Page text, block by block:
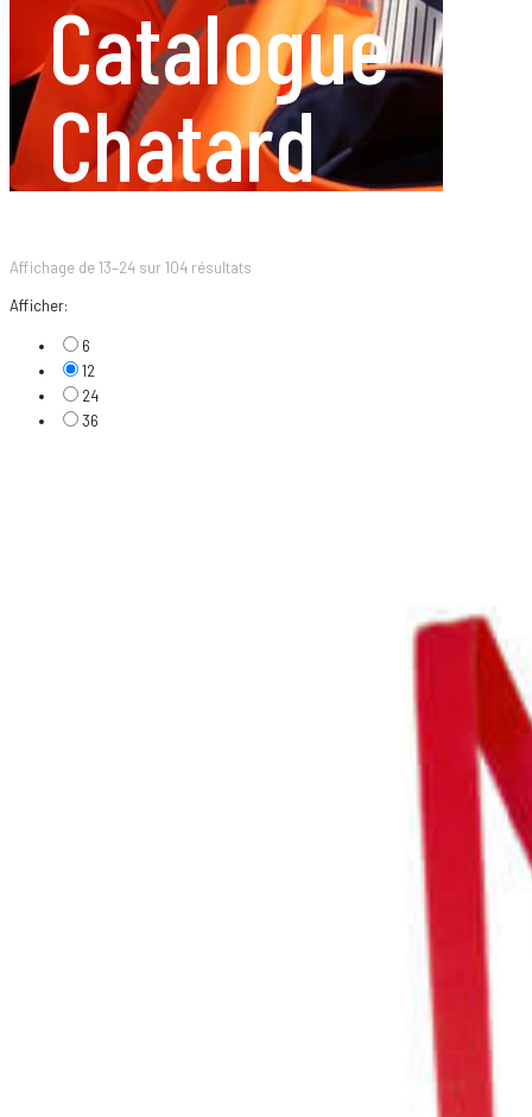
Catalogue
Chatard
Affichage de 13–24 sur 104 résultats
Afficher:
6
12
24
36